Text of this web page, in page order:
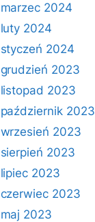
marzec 2024
luty 2024
styczeń 2024
grudzień 2023
listopad 2023
październik 2023
wrzesień 2023
sierpień 2023
lipiec 2023
czerwiec 2023
maj 2023